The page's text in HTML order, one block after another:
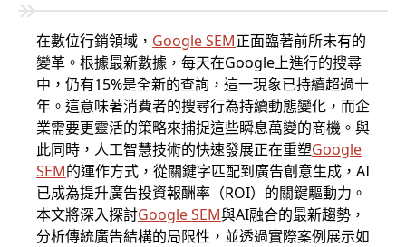
在數位行銷領域， Google SEM正面臨著前所未有的
變革。根據最新數據，每天在Google上進行的搜尋
中，仍有15%是全新的查詢，這一現象已持續超過十
年。這意味著消費者的搜尋行為持續動態變化，而企
業需要更靈活的策略來捕捉這些瞬息萬變的商機。與
此同時，人工智慧技術的快速發展正在重塑Google
SEM的運作方式，從關鍵字匹配到廣告創意生成，AI
已成為提升廣告投資報酬率（ROI）的關鍵驅動力。
本文將深入探討Google SEM與AI融合的最新趨勢，
分析傳統廣告結構的局限性，並透過實際案例展示如